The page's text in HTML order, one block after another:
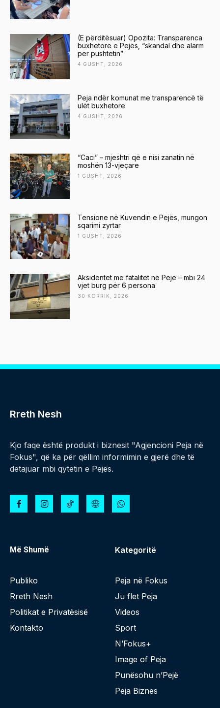
(E përditësuar) Opozita: Transparenca
buxhetore e Pejës, “skandal dhe alarm
për pushtetin”
4 GUSHT, 2026
Peja ndër komunat me transparencë të
ulët buxhetore
4 GUSHT, 2026
“Caci” – mjeshtri që e nisi zanatin në
moshën 13-vjeçare
1 GUSHT, 2026
Tensione në Kuvendin e Pejës, mungon
sqarimi zyrtar
1 GUSHT, 2026
Aksidentet me fatalitet në Pejë – mbi 24
vjet burg për 6 persona
30 KORRIK, 2026
Rreth Nesh
Kjo faqe është produkt i biznesit "Agjencioni Peja në
Fokus", që ka për qëllim informimin e gjerë dhe të
detajuar mbi qytetin e Pejës.
Më Shumë
Publiko
Rreth Nesh
Politikat e Privatësisë
Kontakto
Kategoritë
Peja në Fokus
Ju flet Peja
Videos
Sport
N’Fokus+
Image of Peja
Punësohu n’Pejë
Peja Biznes